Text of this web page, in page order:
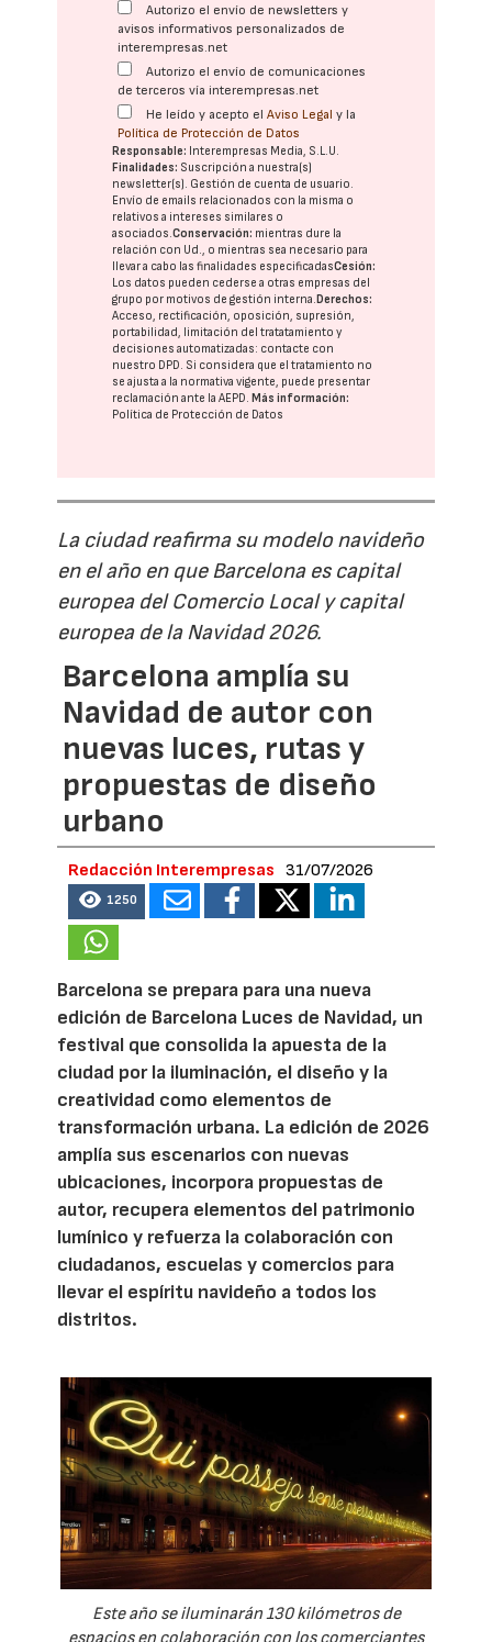
Autorizo el envío de newsletters y
avisos informativos personalizados de
interempresas.net
Autorizo el envío de comunicaciones
de terceros vía interempresas.net
He leído y acepto elAviso Legal y la
Política de Protección de Datos
Responsable: Interempresas Media, S.L.U.
Finalidades: Suscripción a nuestra(s)
newsletter(s). Gestión de cuenta de usuario.
Envío de emails relacionados con la misma o
relativos a intereses similares o
asociados.Conservación: mientras dure la
relación con Ud., o mientras sea necesario para
llevar a cabo las finalidades especificadasCesión:
Los datos pueden cederse a otras empresas del
grupo por motivos de gestión interna.Derechos:
Acceso, rectificación, oposición, supresión,
portabilidad, limitación del tratatamiento y
decisiones automatizadas: contacte con
nuestro DPD . Si considera que el tratamiento no
se ajusta a la normativa vigente, puede presentar
reclamación ante laAEPD .Más información:
Política de Protección de Datos
La ciudad reafirma su modelo navideño
en el año en que Barcelona es capital
europea del Comercio Local y capital
europea de la Navidad 2026.
Barcelona amplía su
Navidad de autor con
nuevas luces, rutas y
propuestas de diseño
urbano
Redacción Interempresas 31/07/2026
1250
Barcelona se prepara para una nueva
edición de Barcelona Luces de Navidad, un
festival que consolida la apuesta de la
ciudad por la iluminación, el diseño y la
creatividad como elementos de
transformación urbana. La edición de 2026
amplía sus escenarios con nuevas
ubicaciones, incorpora propuestas de
autor, recupera elementos del patrimonio
lumínico y refuerza la colaboración con
ciudadanos, escuelas y comercios para
llevar el espíritu navideño a todos los
distritos.
Este año se iluminarán 130 kilómetros de